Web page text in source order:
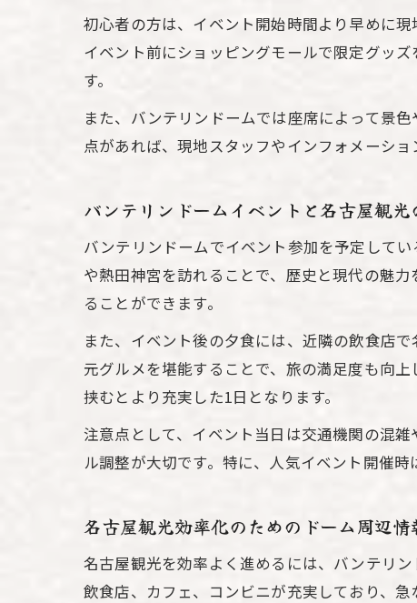
初心者の方は、イベント開始時間より早めに
イベント前にショッピングモールで限定グッ
す。
また、バンテリンドームでは座席によって景
点があれば、現地スタッフやインフォメーシ
バンテリンドームイベントと名古屋観
バンテリンドームでイベント参加を予定して
や熱田神宮を訪れることで、歴史と現代の魅
ることができます。
また、イベント後の夕食には、近隣の飲食店
元グルメを堪能することで、旅の満足度も向
挟むとより充実した1日となります。
注意点として、イベント当日は交通機関の混
ル調整が大切です。特に、人気イベント開催
名古屋観光効率化のためのドーム周辺情
名古屋観光を効率よく進めるには、バンテリ
飲食店、カフェ、コンビニが充実しており、